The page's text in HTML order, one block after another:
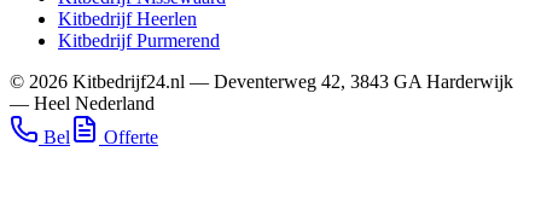
KitbedrijfHeerlen
KitbedrijfPurmerend
© 2026 Kitbedrijf24.nl — Deventerweg 42, 3843 GA Harderwijk
— Heel Nederland
Bel
Offerte